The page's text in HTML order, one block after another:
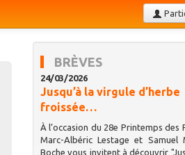
BRÈVES
24/03/2026
Jusqu’à la virgule d’herbe
froissée…
À l’occasion du 28e Printemps des
Marc-Albéric Lestage et Samuel
Boche vous invitent à découvrir